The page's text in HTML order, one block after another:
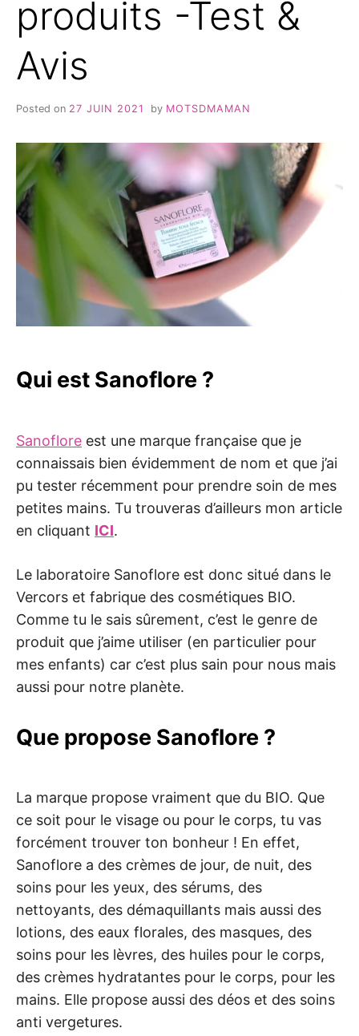
produits -Test &
Avis
Posted on 27 JUIN 2021 by MOTSDMAMAN
Qui est Sanoflore ?
Sanoflore est une marque française que je
connaissais bien évidemment de nom et que j’ai
pu tester récemment pour prendre soin de mes
petites mains. Tu trouveras d’ailleurs mon article
en cliquant ICI.
Le laboratoire Sanoflore est donc situé dans le
Vercors et fabrique des cosmétiques BIO.
Comme tu le sais sûrement, c’est le genre de
produit que j’aime utiliser (en particulier pour
mes enfants) car c’est plus sain pour nous mais
aussi pour notre planète.
Que propose Sanoflore ?
La marque propose vraiment que du BIO. Que
ce soit pour le visage ou pour le corps, tu vas
forcément trouver ton bonheur ! En effet,
Sanoflore a des crèmes de jour, de nuit, des
soins pour les yeux, des sérums, des
nettoyants, des démaquillants mais aussi des
lotions, des eaux florales, des masques, des
soins pour les lèvres, des huiles pour le corps,
des crèmes hydratantes pour le corps, pour les
mains. Elle propose aussi des déos et des soins
anti vergetures.